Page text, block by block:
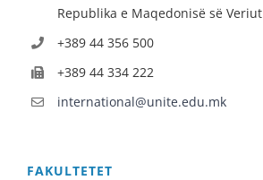
Republika e Maqedonisë së Veriut
+389 44 356 500
+389 44 334 222
international@unite.edu.mk
FAKULTETET